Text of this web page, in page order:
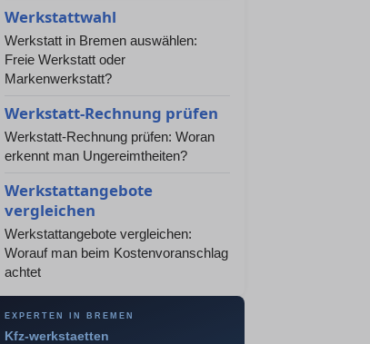
Werkstattwahl
Werkstatt in Bremen auswählen:
Freie Werkstatt oder
Markenwerkstatt?
Werkstatt-Rechnung prüfen
Werkstatt-Rechnung prüfen: Woran
erkennt man Ungereimtheiten?
Werkstattangebote
vergleichen
Werkstattangebote vergleichen:
Worauf man beim Kostenvoranschlag
achtet
EXPERTEN IN BREMEN
Kfz-werkstaetten